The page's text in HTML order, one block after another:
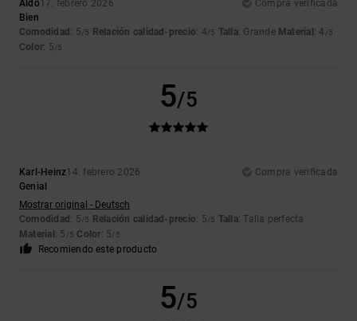
Aldo17. febrero 2026
Compra verificada
Bien
Comodidad : 5/5 Relación calidad-precio: 4/5 Talla: Grande Material : 4 /5
Color: 5/5
5/5
Karl-Heinz14. febrero 2026
Compra verificada
Genial
Mostrar original - Deutsch
Comodidad : 5/5 Relación calidad-precio: 5/5 Talla: Talla perfecta
Material : 5 /5 Color: 5/5
Recomiendo este producto
5/5